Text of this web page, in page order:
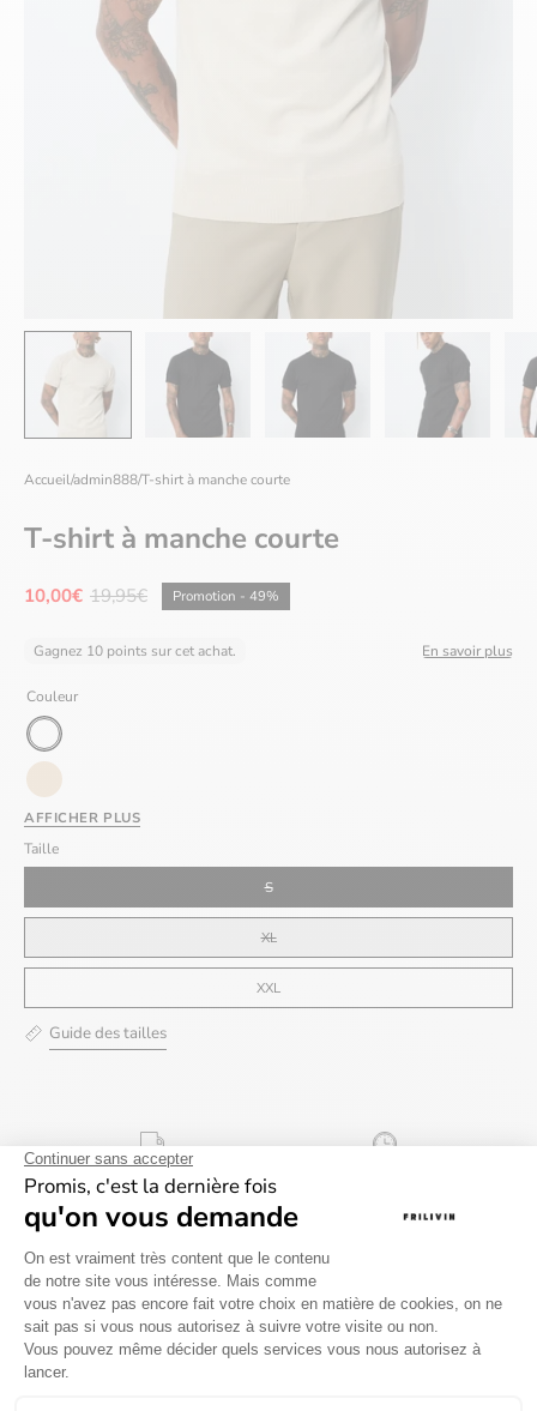
Accueil/admin888/T-shirt à manche courte
T-shirt à manche courte
10,00€ 19,95€ Promotion - 49%
Gagnez 10 points sur cet achat. En savoir plus
Taille
S
XL
XXL
Couleur
Blanc
Beige
AFFICHER PLUS
Guide des tailles
Livraison gratuite à partir
de 69€ en France
métropolitaine
à 5 jours
Retour sous 30 jours